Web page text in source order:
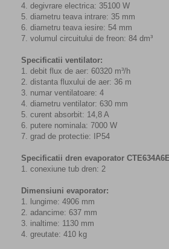
4. degivrare electrica: 35100 W
5. diametru teava intrare: 35 mm
6. diametru teava iesire: 54 mm
7. volumul circuitului de freon: 84 dm³
Specificatii ventilator:
1. debit flux de aer: 60320 m³/h
2. distanta fluxului de aer: 36 m
3. numar ventilatoare: 4
4. diametru ventilator: 630 mm
5. curent absorbit: 14,8 A
6. putere nominala: 7000 W
7. grad de protectie: IP54
Specificatii dren evaporator
1. conexiune tub dren: 2
Dimensiuni evaporator:
1. lungime: 4906 mm
2. adancime: 637 mm
3. inaltime: 1130 mm
4. greutate: 410 kg